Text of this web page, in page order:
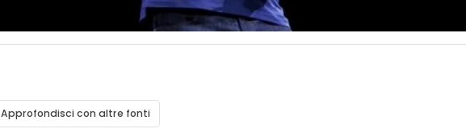
Approfondisci con altre fonti